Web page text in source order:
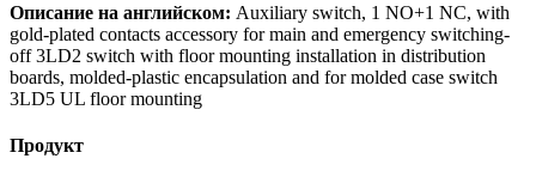
Описание на английском: Auxiliary switch, 1 NO+1 NC, with
gold-plated contacts accessory for main and emergency switching-
off 3LD2 switch with floor mounting installation in distribution
boards, molded-plastic encapsulation and for molded case switch
3LD5 UL floor mounting
Продукт